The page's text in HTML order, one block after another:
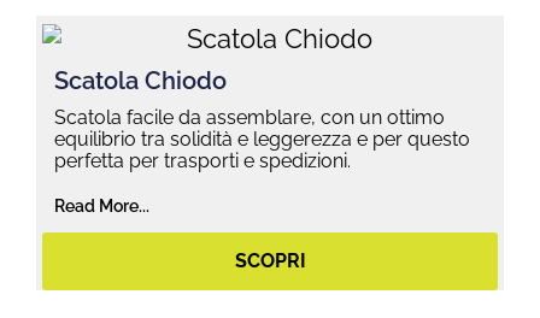
Scatola Chiodo
Scatola facile da assemblare, con un ottimo
equilibrio tra solidità e leggerezza e per questo
perfetta per trasporti e spedizioni.
Read More...
SCOPRI